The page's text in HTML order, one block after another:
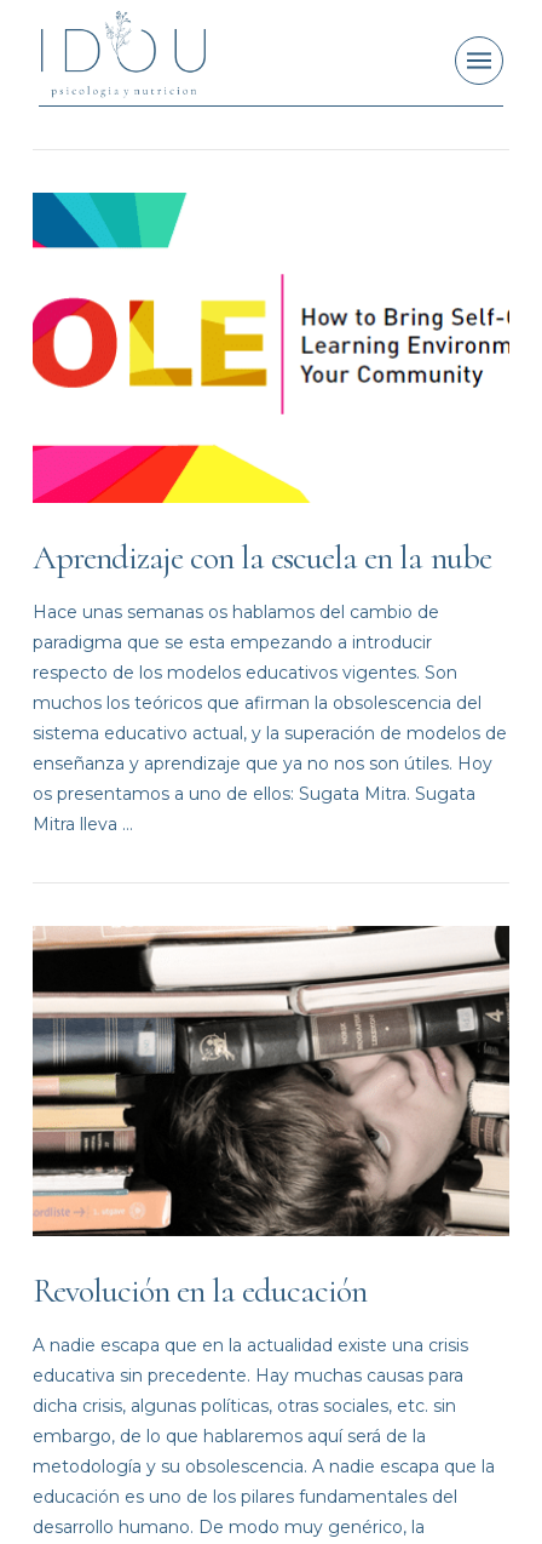
Aprendizaje con la escuela en la nube
Hace unas semanas os hablamos del cambio de
paradigma que se esta empezando a introducir
respecto de los modelos educativos vigentes. Son
muchos los teóricos que afirman la obsolescencia del
sistema educativo actual, y la superación de modelos de
enseñanza y aprendizaje que ya no nos son útiles. Hoy
os presentamos a uno de ellos: Sugata Mitra. Sugata
Mitra lleva …
Revolución en la educación
A nadie escapa que en la actualidad existe una crisis
educativa sin precedente. Hay muchas causas para
dicha crisis, algunas políticas, otras sociales, etc. sin
embargo, de lo que hablaremos aquí será de la
metodología y su obsolescencia. A nadie escapa que la
educación es uno de los pilares fundamentales del
desarrollo humano. De modo muy genérico, la